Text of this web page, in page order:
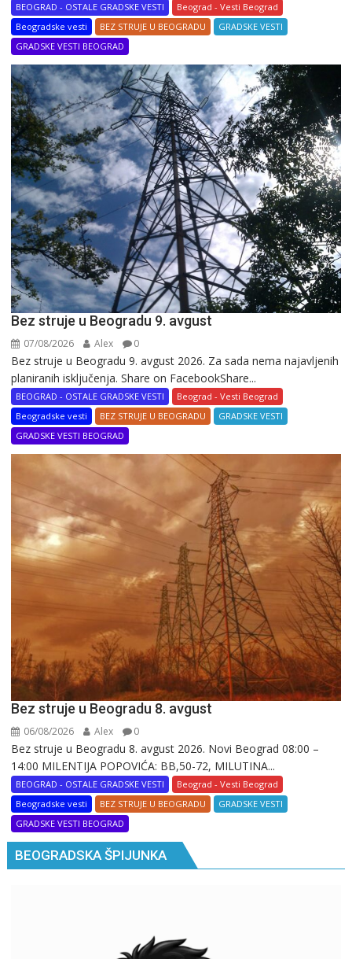
BEOGRAD - OSTALE GRADSKE VESTI
Beograd - Vesti Beograd
Beogradske vesti
BEZ STRUJE U BEOGRADU
GRADSKE VESTI
GRADSKE VESTI BEOGRAD
Bez struje u Beogradu 9. avgust
07/08/2026 Alex 0
Bez struje u Beogradu 9. avgust 2026. Za sada nema najavljenih
planiranih isključenja. Share on FacebookShare...
BEOGRAD - OSTALE GRADSKE VESTI
Beograd - Vesti Beograd
Beogradske vesti
BEZ STRUJE U BEOGRADU
GRADSKE VESTI
GRADSKE VESTI BEOGRAD
Bez struje u Beogradu 8. avgust
06/08/2026 Alex 0
Bez struje u Beogradu 8. avgust 2026. Novi Beograd 08:00 –
14:00 MILENTIJA POPOVIĆA: BB,50-72, MILUTINA...
BEOGRAD - OSTALE GRADSKE VESTI
Beograd - Vesti Beograd
Beogradske vesti
BEZ STRUJE U BEOGRADU
GRADSKE VESTI
GRADSKE VESTI BEOGRAD
BEOGRADSKA ŠPIJUNKA